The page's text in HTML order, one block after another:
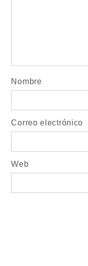
Nombre
Correo electrónico
Web